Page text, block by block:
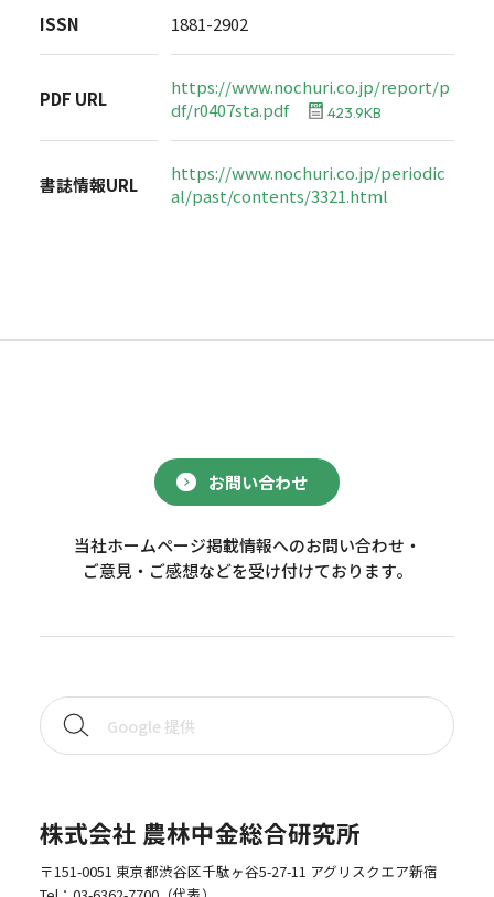
ISSN 1881-2902
PDF URL
https://www.nochuri.co.jp/report/p
df/r0407sta.pdf
423.9KB
書誌情報URL
https://www.nochuri.co.jp/periodic
al/past/contents/3321.html
お問い合わせ
当社ホームページ掲載情報へのお問い合わせ・
ご意見・ご感想などを受け付けております。
株式会社 農林中金総合研究所
〒151-0051 東京都渋谷区千駄ヶ谷5-27-11 アグリスクエア新宿